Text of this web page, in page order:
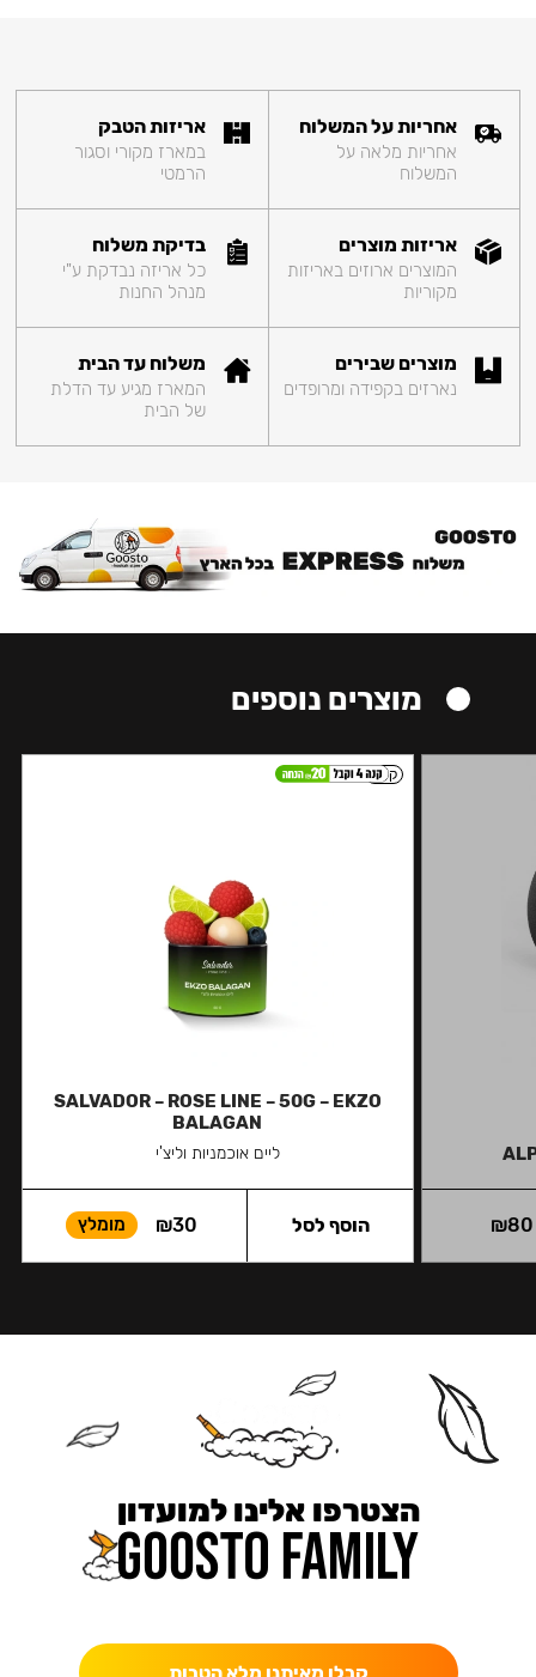
אחריות על המשלוח
אחריות מלאה על
המשלוח
אריזות הטבק
במארז מקורי וסגור
הרמטי
אריזות מוצרים
המוצרים ארוזים באריזות
מקוריות
בדיקת משלוח
כל אריזה נבדקת ע"י
מנהל החנות
מוצרים שבירים
נארזים בקפידה ומרופדים
משלוח עד הבית
המארז מגיע עד הדלת
של הבית
מוצרים נוספים
₪80
קל
SALVADOR – ROSE LINE – 50G – EKZO
BALAGAN
ליים אוכמניות וליצ'י
₪30 מומלץ הוסף לסל
הצטרפו אלינו למועדון